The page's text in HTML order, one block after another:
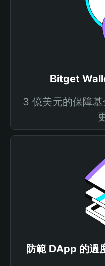
Bitget
3 億美元的保障
防範 DApp 的過